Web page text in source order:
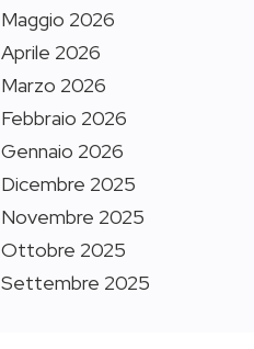
Maggio 2026
Aprile 2026
Marzo 2026
Febbraio 2026
Gennaio 2026
Dicembre 2025
Novembre 2025
Ottobre 2025
Settembre 2025